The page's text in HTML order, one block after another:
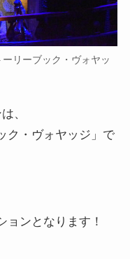
リーブック・ヴォヤッ
、
ク・ヴォヤッジ」で
ョンとなります！